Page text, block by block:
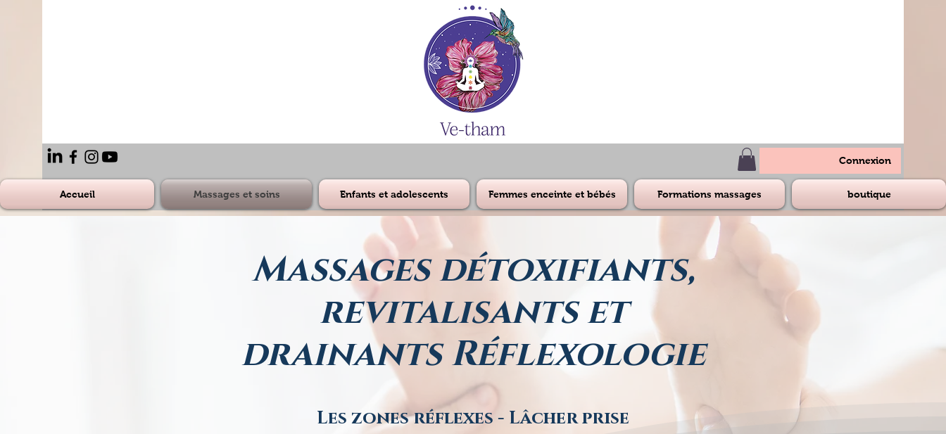
Connexion
Accueil Massages et soins Enfants et adolescents Femmes enceinte et bébés Formations massages boutique
Massages détoxifiants,
revitalisants et
drainants Réflexologie
Les zones réflexes - Lâcher prise